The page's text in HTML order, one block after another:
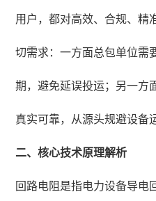
用户，都对高效、合规、精
切需求：一方面总包单位需
期，避免延误投运；另一方
真实可靠，从源头规避设备
二、核心技术原理解析
回路电阻是指电力设备导电